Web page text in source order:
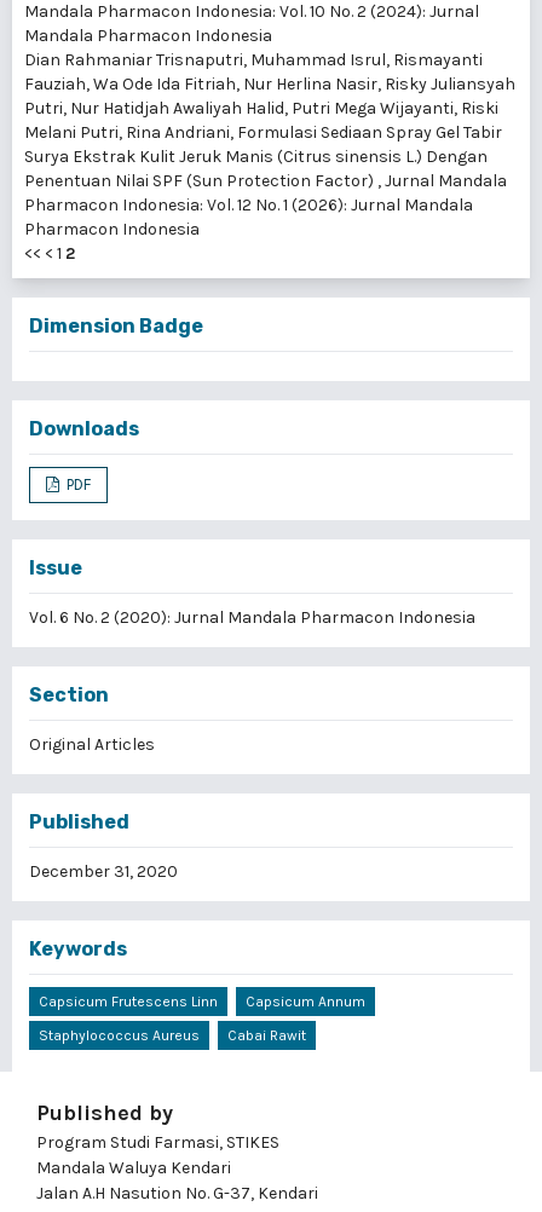
Mandala Pharmacon Indonesia: Vol. 10 No. 2 (2024): Jurnal
Mandala Pharmacon Indonesia
Dian Rahmaniar Trisnaputri, Muhammad Isrul, Rismayanti
Fauziah, Wa Ode Ida Fitriah, Nur Herlina Nasir, Risky Juliansyah
Putri, Nur Hatidjah Awaliyah Halid, Putri Mega Wijayanti, Riski
Melani Putri, Rina Andriani, Formulasi Sediaan Spray Gel Tabir
Surya Ekstrak Kulit Jeruk Manis (Citrus sinensis L.) Dengan
Penentuan Nilai SPF (Sun Protection Factor) ,Jurnal Mandala
Pharmacon Indonesia: Vol. 12 No. 1 (2026): Jurnal Mandala
Pharmacon Indonesia
<< < 1 2
Dimension Badge
Downloads
PDF
Issue
Vol. 6 No. 2 (2020): Jurnal Mandala Pharmacon Indonesia
Section
Original Articles
Published
December 31, 2020
Keywords
Capsicum Frutescens Linn
Capsicum Annum
Staphylococcus Aureus
Cabai Rawit
Published by
Program Studi Farmasi, STIKES
Mandala Waluya Kendari
Jalan A.H Nasution No. G-37, Kendari